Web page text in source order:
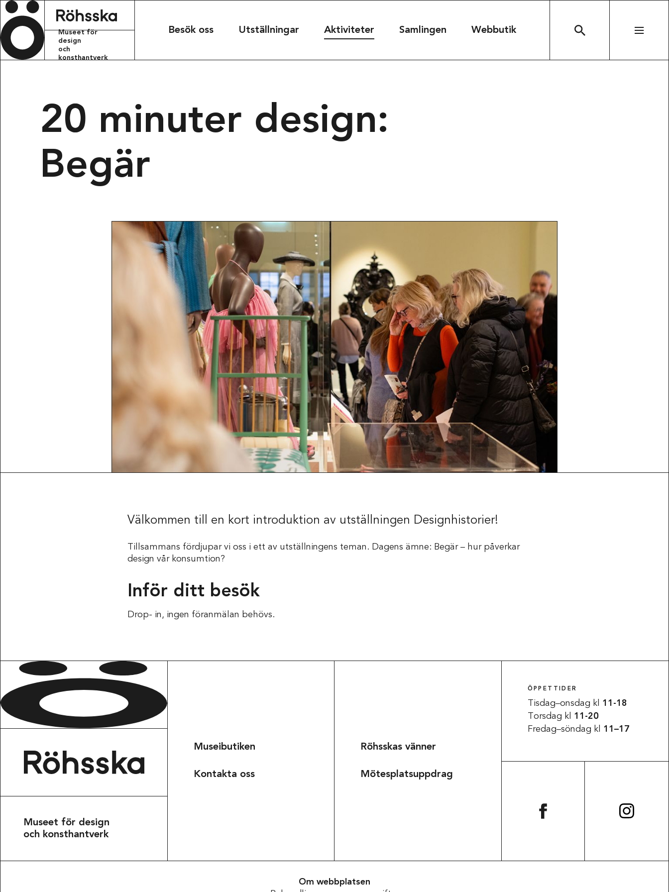
Museet för
design
och
konsthantverk
Besök oss Utställningar Aktiviteter Samlingen Webbutik
info.rohsskamuseet@kultur.goteborg.se
+46 31 368 31 50
POSTADDRESS
Röhsska museet
Vasagatan 37-39
Box 53178
SE-400 15 Göteborg
Svenska English Deutsch
20 minuter design:
Begär
Välkommen till en kort introduktion av utställningen Designhistorier!
Tillsammans fördjupar vi oss i ett av utställningens teman. Dagens ämne: Begär – hur påverkar
design vår konsumtion?
Inför ditt besök
Drop- in, ingen föranmälan behövs.
Museet för design
och konsthantverk
Museibutiken
Kontakta oss
Röhsskas vänner
Mötesplatsuppdrag
ÖPPETTIDER
Tisdag–onsdag kl 11-18
Torsdag kl 11-20
Fredag–söndag kl 11–17
Om webbplatsen